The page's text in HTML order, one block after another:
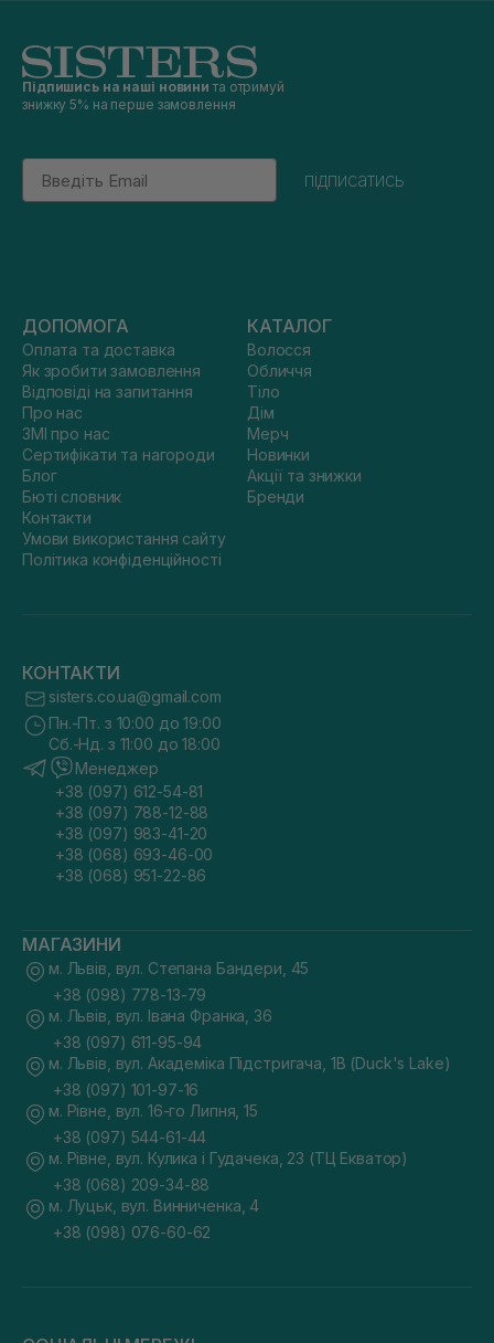
Підпишись на наші новини та отримуй
знижку 5% на перше замовлення
Email
підписатись
ДОПОМОГА
Оплата та доставка
Як зробити замовлення
Відповіді на запитання
Про нас
ЗМІ про нас
Сертифікати та нагороди
Блог
Бюті словник
Контакти
Умови використання сайту
Політика конфіденційності
КАТАЛОГ
Волосся
Обличчя
Тіло
Дім
Мерч
Новинки
Акції та знижки
Бренди
КОНТАКТИ
sisters.co.ua@gmail.com
Пн.-Пт. з 10:00 до 19:00
Сб.-Нд. з 11:00 до 18:00
Менеджер
+38 (097) 612-54-81
+38 (097) 788-12-88
+38 (097) 983-41-20
+38 (068) 693-46-00
+38 (068) 951-22-86
МАГАЗИНИ
м. Львів, вул. Степана Бандери, 45
+38 (098) 778-13-79
м. Львів, вул. Івана Франка, 36
+38 (097) 611-95-94
м. Львів, вул. Академіка Підстригача, 1В (Duck's Lake)
+38 (097) 101-97-16
м. Рівне, вул. 16-го Липня, 15
+38 (097) 544-61-44
м. Рівне, вул. Кулика і Гудачека, 23 (ТЦ Екватор)
+38 (068) 209-34-88
м. Луцьк, вул. Винниченка, 4
+38 (098) 076-60-62